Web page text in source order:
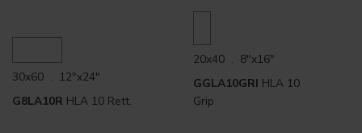
30x60 . 12"x24"
G8LA10R HLA 10 Rett.
20x40 . 8"x16"
GGLA10GRI HLA 10
Grip